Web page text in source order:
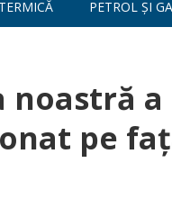
PETROL ȘI
noastră
pe